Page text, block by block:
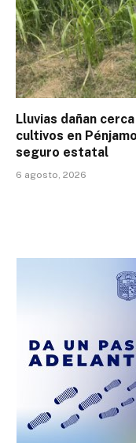
Lluvias dañan
cultivos en
seguro estatal
6 agosto, 2026